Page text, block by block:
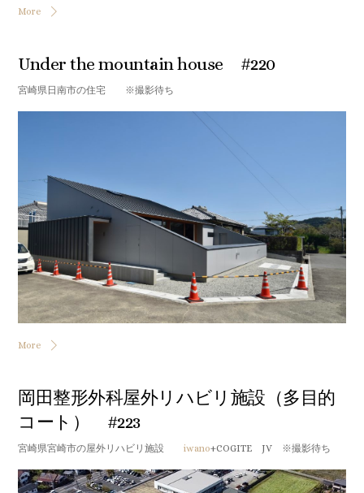
More
Under the mountain house #220
宮崎県日南市の住宅 ※撮影待ち
More
岡田整形外科屋外リハビリ施設（多目的
コート） #223
宮崎県宮崎市の屋外リハビリ施設iwano+COGITE JV ※撮影待ち